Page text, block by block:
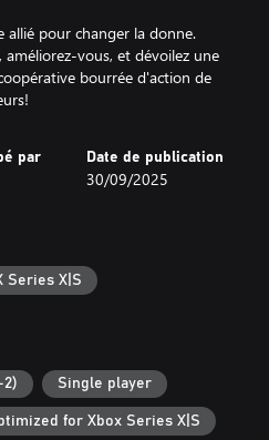
allié pour changer la donne.
améliorez-vous, et dévoilez une
bourrée d'action de
par Date de publication
30/09/2025
Series X|S
2) Single player
for Xbox Series X|S